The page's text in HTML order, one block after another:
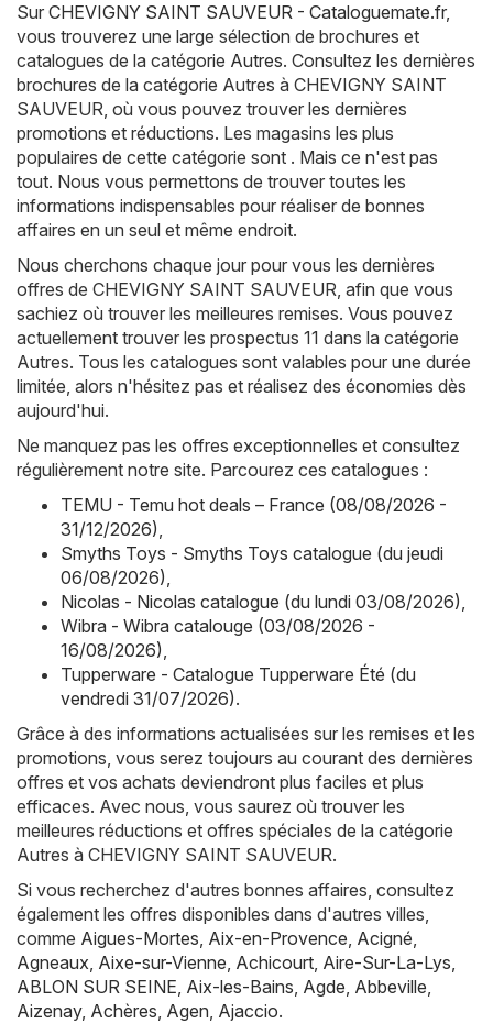
Sur CHEVIGNY SAINT SAUVEUR - Cataloguemate.fr,
vous trouverez une large sélection de brochures et
catalogues de la catégorie Autres. Consultez les dernières
brochures de la catégorie Autres à CHEVIGNY SAINT
SAUVEUR, où vous pouvez trouver les dernières
promotions et réductions. Les magasins les plus
populaires de cette catégorie sont . Mais ce n'est pas
tout. Nous vous permettons de trouver toutes les
informations indispensables pour réaliser de bonnes
affaires en un seul et même endroit.
Nous cherchons chaque jour pour vous les dernières
offres de CHEVIGNY SAINT SAUVEUR, afin que vous
sachiez où trouver les meilleures remises. Vous pouvez
actuellement trouver les prospectus 11 dans la catégorie
Autres. Tous les catalogues sont valables pour une durée
limitée, alors n'hésitez pas et réalisez des économies dès
aujourd'hui.
Ne manquez pas les offres exceptionnelles et consultez
régulièrement notre site. Parcourez ces catalogues :
TEMU - Temu hot deals – France (08/08/2026 -
31/12/2026),
Smyths Toys - Smyths Toys catalogue (du jeudi
06/08/2026),
Nicolas - Nicolas catalogue (du lundi 03/08/2026),
Wibra - Wibra catalouge (03/08/2026 -
16/08/2026),
Tupperware - Catalogue Tupperware Été (du
vendredi 31/07/2026).
Grâce à des informations actualisées sur les remises et les
promotions, vous serez toujours au courant des dernières
offres et vos achats deviendront plus faciles et plus
efficaces. Avec nous, vous saurez où trouver les
meilleures réductions et offres spéciales de la catégorie
Autres à CHEVIGNY SAINT SAUVEUR.
Si vous recherchez d'autres bonnes affaires, consultez
également les offres disponibles dans d'autres villes,
comme Aigues-Mortes, Aix-en-Provence, Acigné,
Agneaux, Aixe-sur-Vienne, Achicourt, Aire-Sur-La-Lys,
ABLON SUR SEINE, Aix-les-Bains, Agde, Abbeville,
Aizenay, Achères, Agen, Ajaccio.